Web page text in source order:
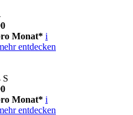
Monat* i
entdecken
S
Monat* i
entdecken